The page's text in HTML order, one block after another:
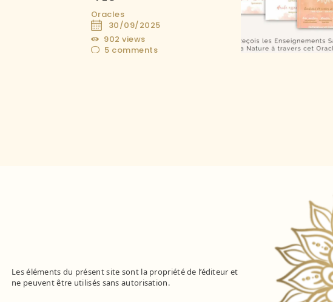
Oracles
30/09/2025
902 views
5 comments
Les éléments du présent site sont la propriété de l’éditeur et
ne peuvent être utilisés sans autorisation.